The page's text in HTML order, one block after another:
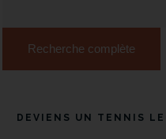
Recherche complète
DEVIENS UN TENNIS